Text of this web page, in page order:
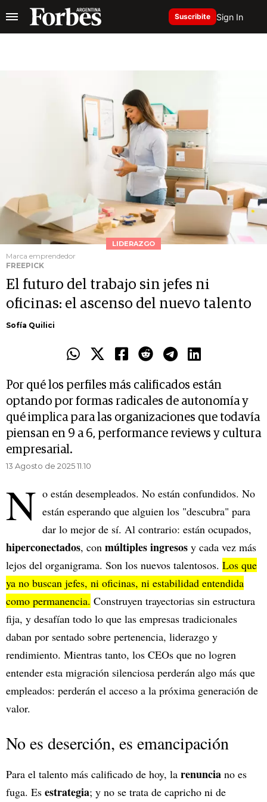
Suscribite Sign In
LIDERAZGO
Marca emprendedor
FREEPICK
El futuro del trabajo sin jefes ni
oficinas: el ascenso del nuevo talento
Sofía Quilici
Por qué los perfiles más calificados están
optando por formas radicales de autonomía y
qué implica para las organizaciones que todavía
piensan en 9 a 6, performance reviews y cultura
empresarial.
13 Agosto de 2025 11.10
N o están desempleados. No están confundidos. No
están esperando que alguien los "descubra" para
dar lo mejor de sí. Al contrario: están ocupados,
hiperconectados, con múltiples ingresos y cada vez más
lejos del organigrama. Son los nuevos talentosos. Los que
ya no buscan jefes, ni oficinas, ni estabilidad entendida
como permanencia. Construyen trayectorias sin estructura
fija, y desafían todo lo que las empresas tradicionales
daban por sentado sobre pertenencia, liderazgo y
rendimiento. Mientras tanto, los CEOs que no logren
entender esta migración silenciosa perderán algo más que
empleados: perderán el acceso a la próxima generación de
valor.
No es deserción, es emancipación
Para el talento más calificado de hoy, la renuncia no es
fuga. Es estrategia; y no se trata de capricho ni de